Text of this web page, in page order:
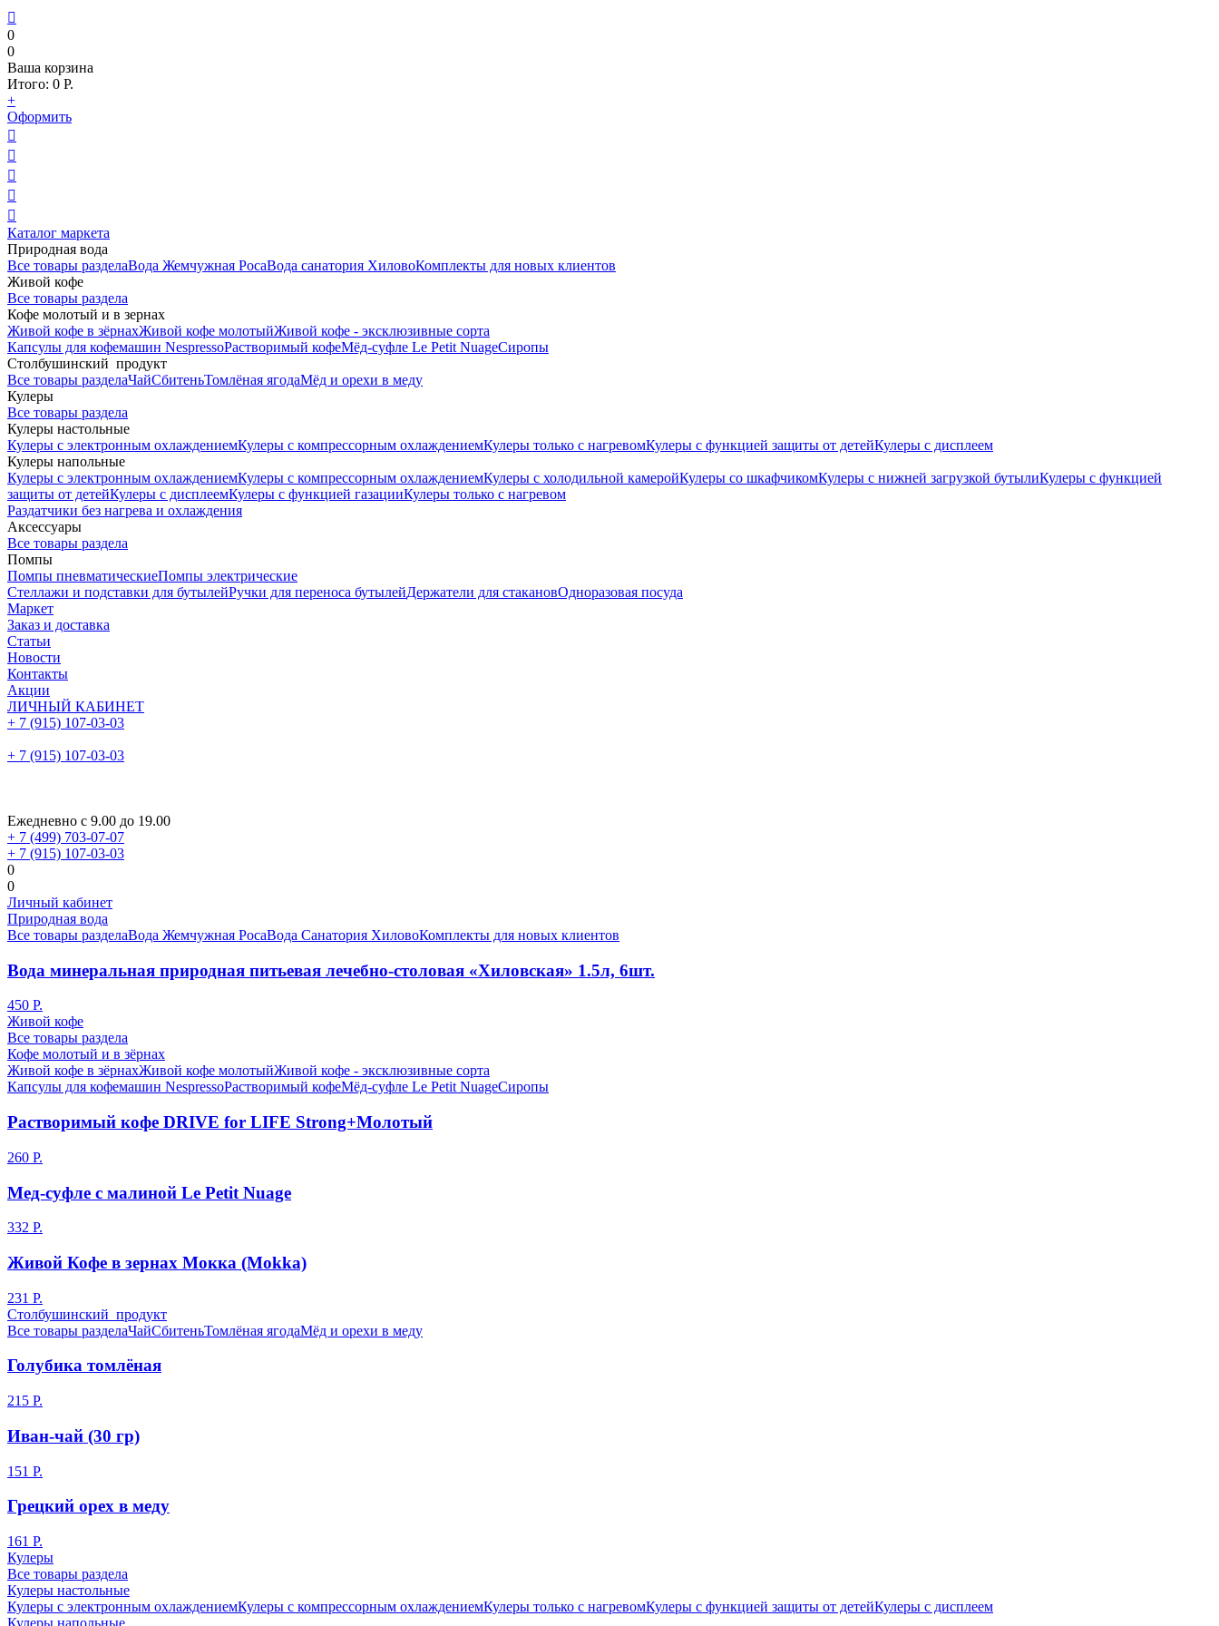

0
0
Ваша корзина
Итого: 0 Р.
+
Оформить





Каталог маркета
Природная вода
Все товары разделаВода Жемчужная РосаВода санатория ХиловоКомплекты для новых клиентов
Живой кофе
Все товары раздела
Кофе молотый и в зернах
Живой кофе в зёрнахЖивой кофе молотыйЖивой кофе - эксклюзивные сорта
Капсулы для кофемашин NespressoРастворимый кофеМёд-суфле Le Petit NuageСиропы
Столбушинский продукт
Все товары разделаЧайСбитеньТомлёная ягодаМёд и орехи в меду
Кулеры
Все товары раздела
Кулеры настольные
Кулеры с электронным охлаждениемКулеры с компрессорным охлаждениемКулеры только с нагревомКулеры с функцией защиты от детейКулеры с дисплеем
Кулеры напольные
Кулеры с электронным охлаждениемКулеры с компрессорным охлаждениемКулеры с холодильной камеройКулеры со шкафчикомКулеры с нижней загрузкой бутылиКулеры с функцией
защиты от детейКулеры с дисплеемКулеры с функцией газацииКулеры только с нагревом
Раздатчики без нагрева и охлаждения
Аксессуары
Все товары раздела
Помпы
Помпы пневматическиеПомпы электрические
Стеллажи и подставки для бутылейРучки для переноса бутылейДержатели для стакановОдноразовая посуда
Маркет
Заказ и доставка
Статьи
Новости
Контакты
Акции
ЛИЧНЫЙ КАБИНЕТ
+ 7 (915) 107-03-03
+ 7 (915) 107-03-03
Ежедневно с 9.00 до 19.00
+ 7 (499) 703-07-07
+ 7 (915) 107-03-03
0
0
Личный кабинет
Природная вода
Все товары разделаВода Жемчужная РосаВода Санатория ХиловоКомплекты для новых клиентов
Вода минеральная природная питьевая лечебно-столовая «Хиловская» 1.5л, 6шт.
450 Р.
Живой кофе
Все товары раздела
Кофе молотый и в зёрнах
Живой кофе в зёрнахЖивой кофе молотыйЖивой кофе - эксклюзивные сорта
Капсулы для кофемашин NespressoРастворимый кофеМёд-суфле Le Petit NuageСиропы
Растворимый кофе DRIVE for LIFE Strong+Молотый
260 Р.
Мед-суфле с малиной Le Petit Nuage
332 Р.
Живой Кофе в зернах Мокка (Mokka)
231 Р.
Столбушинский продукт
Все товары разделаЧайСбитеньТомлёная ягодаМёд и орехи в меду
Голубика томлёная
215 Р.
Иван-чай (30 гр)
151 Р.
Грецкий орех в меду
161 Р.
Кулеры
Все товары раздела
Кулеры настольные
Кулеры с электронным охлаждениемКулеры с компрессорным охлаждениемКулеры только с нагревомКулеры с функцией защиты от детейКулеры с дисплеем
Кулеры напольные